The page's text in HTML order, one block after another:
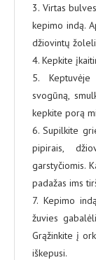
3. Virtas
kepimo indą.
džiovintų
4. Kepkite
5.
svogūną,
kepkite porą
6. Supilkite
pipirais,
garstyčiomis.
padažas ims
7. Kepimo
žuvies
Grąžinkite į
iškepusi.